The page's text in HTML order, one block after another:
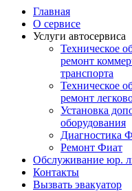
Главная
О сервисе
Услуги автосервиса
Техническое
ремонт
транспорта
Техническое
ремонт
Установка
оборудования
Диагностика
Ремонт Фиат
Обслуживание юр.
Контакты
Вызвать эвакуатор